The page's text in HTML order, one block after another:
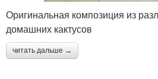
Оригинальная композиция из
домашних кактусов
читать дальше →